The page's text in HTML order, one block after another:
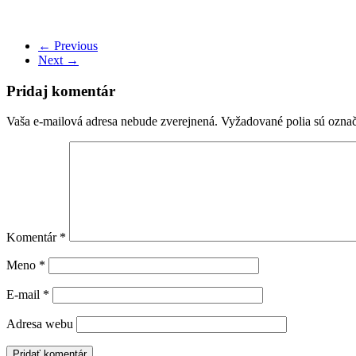
← Previous
Next →
Pridaj komentár
Vaša e-mailová adresa nebude zverejnená. Vyžadované polia sú
Komentár *
Meno *
E-mail *
Adresa webu